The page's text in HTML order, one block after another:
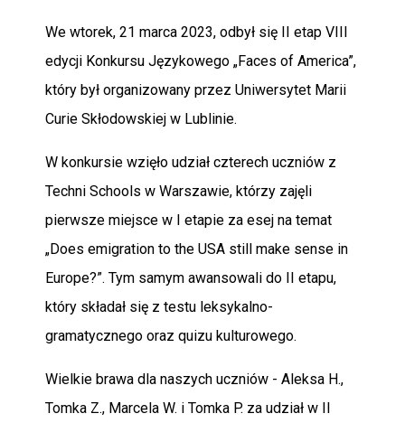
We wtorek, 21 marca 2023, odbył się II etap VIII
edycji Konkursu Językowego „Faces of America”,
który był organizowany przez Uniwersytet Marii
Curie Skłodowskiej w Lublinie.
W konkursie wzięło udział czterech uczniów z
Techni Schools w Warszawie, którzy zajęli
pierwsze miejsce w I etapie za esej na temat
„Does emigration to the USA still make sense in
Europe?”. Tym samym awansowali do II etapu,
który składał się z testu leksykalno-
gramatycznego oraz quizu kulturowego.
Wielkie brawa dla naszych uczniów - Aleksa H.,
Tomka Z., Marcela W. i Tomka P. za udział w II